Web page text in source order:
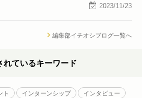
2023/11/23
編集部イチオシブログ一覧へ
れているキーワード
ト インターンシップ
インタビュー